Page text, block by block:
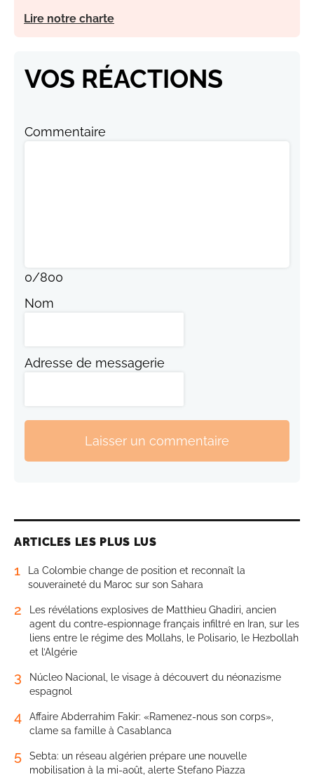
Lire notre charte
VOS RÉACTIONS
Commentaire
0/800
Nom
Adresse de messagerie
Laisser un commentaire
ARTICLES LES PLUS LUS
1
La Colombie change de position et reconnaît la
souveraineté du Maroc sur son Sahara
2
Les révélations explosives de Matthieu Ghadiri, ancien
agent du contre-espionnage français infiltré en Iran, sur les
liens entre le régime des Mollahs, le Polisario, le Hezbollah
et l’Algérie
3
Núcleo Nacional, le visage à découvert du néonazisme
espagnol
4
Affaire Abderrahim Fakir: «Ramenez-nous son corps»,
clame sa famille à Casablanca
5
Sebta: un réseau algérien prépare une nouvelle
mobilisation à la mi-août, alerte Stefano Piazza